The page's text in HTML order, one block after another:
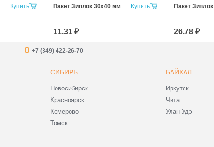
Купить Купить
Пакет Зиплок 30х40 мм
11.31 ₽
Пакет
26.78 ₽
+7 (349) 422-26-70
СИБИРЬ
Новосибирск
Красноярск
Кемерово
Томск
БАЙКАЛ
Иркутск
Чита
Улан-Удэ